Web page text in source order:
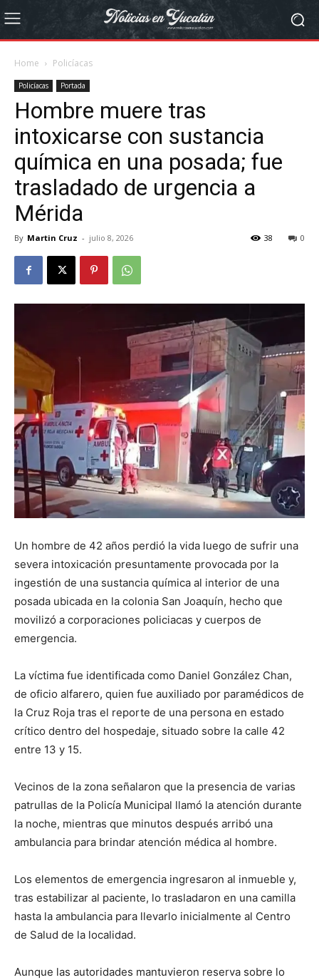
Home Policíacas
Policíacas Portada
Hombre muere tras
intoxicarse con sustancia
química en una posada; fue
trasladado de urgencia a
Mérida
By Martin Cruz - julio 8, 2026 0
38
Un hombre de 42 años perdió la vida luego de sufrir una
severa intoxicación presuntamente provocada por la
ingestión de una sustancia química al interior de una
posada ubicada en la colonia San Joaquín, hecho que
movilizó a corporaciones policiacas y cuerpos de
emergencia.
La víctima fue identificada como Daniel González Chan,
de oficio alfarero, quien fue auxiliado por paramédicos de
la Cruz Roja tras el reporte de una persona en estado
crítico dentro del hospedaje, situado sobre la calle 42
entre 13 y 15.
Vecinos de la zona señalaron que la presencia de varias
patrullas de la Policía Municipal llamó la atención durante
la noche, mientras que minutos después arribó una
ambulancia para brindar atención médica al hombre.
Los elementos de emergencia ingresaron al inmueble y,
tras estabilizar al paciente, lo trasladaron en una camilla
hasta la ambulancia para llevarlo inicialmente al Centro
de Salud de la localidad.
Aunque las autoridades mantuvieron reserva sobre lo